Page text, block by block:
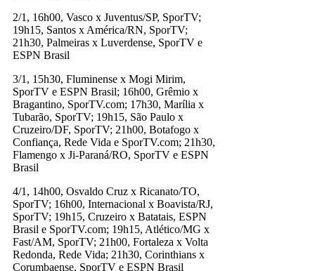
2/1, 16h00, Vasco x Juventus/SP, SporTV;
19h15, Santos x América/RN, SporTV;
21h30, Palmeiras x Luverdense, SporTV e
ESPN Brasil
3/1, 15h30, Fluminense x Mogi Mirim,
SporTV e ESPN Brasil; 16h00, Grêmio x
Bragantino, SporTV.com; 17h30, Marília x
Tubarão, SporTV; 19h15, São Paulo x
Cruzeiro/DF, SporTV; 21h00, Botafogo x
Confiança, Rede Vida e SporTV.com; 21h30,
Flamengo x Ji-Paraná/RO, SporTV e ESPN
Brasil
4/1, 14h00, Osvaldo Cruz x Ricanato/TO,
SporTV; 16h00, Internacional x Boavista/RJ,
SporTV; 19h15, Cruzeiro x Batatais, ESPN
Brasil e SporTV.com; 19h15, Atlético/MG x
Fast/AM, SporTV; 21h00, Fortaleza x Volta
Redonda, Rede Vida; 21h30, Corinthians x
Corumbaense, SporTV e ESPN Brasil